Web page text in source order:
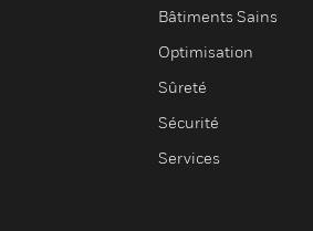
Bâtiments Sains
Optimisation
Sûreté
Sécurité
Services